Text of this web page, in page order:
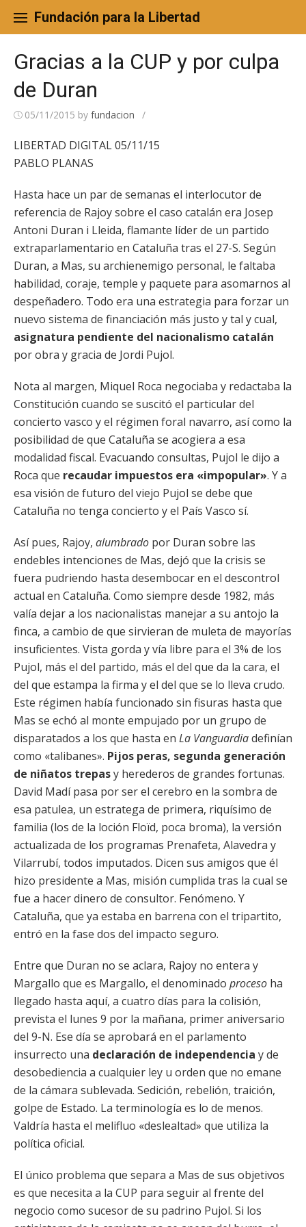
content
Fundación para la Libertad
Gracias a la CUP y por culpa
de Duran
05/11/2015 by fundacion /
LIBERTAD DIGITAL 05/11/15
PABLO PLANAS
Hasta hace un par de semanas el interlocutor de
referencia de Rajoy sobre el caso catalán era Josep
Antoni Duran i Lleida, flamante líder de un partido
extraparlamentario en Cataluña tras el 27-S. Según
Duran, a Mas, su archienemigo personal, le faltaba
habilidad, coraje, temple y paquete para asomarnos al
despeñadero. Todo era una estrategia para forzar un
nuevo sistema de financiación más justo y tal y cual,
asignatura pendiente del nacionalismo catalán
por obra y gracia de Jordi Pujol.
Nota al margen, Miquel Roca negociaba y redactaba la
Constitución cuando se suscitó el particular del
concierto vasco y el régimen foral navarro, así como la
posibilidad de que Cataluña se acogiera a esa
modalidad fiscal. Evacuando consultas, Pujol le dijo a
Roca que recaudar impuestos era «impopular». Y a
esa visión de futuro del viejo Pujol se debe que
Cataluña no tenga concierto y el País Vasco sí.
Así pues, Rajoy, alumbrado por Duran sobre las
endebles intenciones de Mas, dejó que la crisis se
fuera pudriendo hasta desembocar en el descontrol
actual en Cataluña. Como siempre desde 1982, más
valía dejar a los nacionalistas manejar a su antojo la
finca, a cambio de que sirvieran de muleta de mayorías
insuficientes. Vista gorda y vía libre para el 3% de los
Pujol, más el del partido, más el del que da la cara, el
del que estampa la firma y el del que se lo lleva crudo.
Este régimen había funcionado sin fisuras hasta que
Mas se echó al monte empujado por un grupo de
disparatados a los que hasta en La Vanguardiadefinían
como «talibanes». Pijos peras, segunda generación
de niñatos trepasy herederos de grandes fortunas.
David Madí pasa por ser el cerebro en la sombra de
esa patulea, un estratega de primera, riquísimo de
familia (los de la loción Floïd, poca broma), la versión
actualizada de los programas Prenafeta, Alavedra y
Vilarrubí, todos imputados. Dicen sus amigos que él
hizo presidente a Mas, misión cumplida tras la cual se
fue a hacer dinero de consultor. Fenómeno. Y
Cataluña, que ya estaba en barrena con el tripartito,
entró en la fase dos del impacto seguro.
Entre que Duran no se aclara, Rajoy no entera y
Margallo que es Margallo, el denominado proceso ha
llegado hasta aquí, a cuatro días para la colisión,
prevista el lunes 9 por la mañana, primer aniversario
del 9-N. Ese día se aprobará en el parlamento
insurrecto una declaración de independencia y de
desobediencia a cualquier ley u orden que no emane
de la cámara sublevada. Sedición, rebelión, traición,
golpe de Estado. La terminología es lo de menos.
Valdría hasta el melifluo «deslealtad» que utiliza la
política oficial.
El único problema que separa a Mas de sus objetivos
es que necesita a la CUP para seguir al frente del
negocio como sucesor de su padrino Pujol. Si los